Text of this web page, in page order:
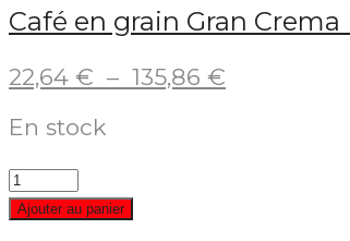
Café en grain Gran
22,64 € – 135,86 €
En stock
Ajouter au panier